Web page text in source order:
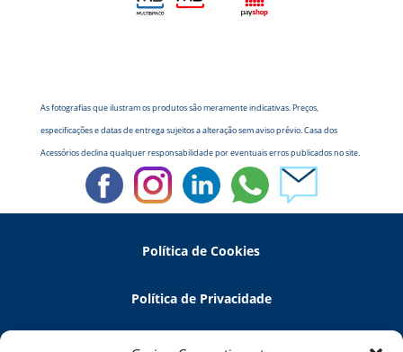
As fotografias que ilustram os produtos são meramente indicativas. Preços,
especificações e datas de entrega sujeitos a alteração sem aviso prévio. Casa dos
Acessórios declina qualquer responsabilidade por eventuais erros publicados no site.
Política de Cookies
Política de Privacidade
Política de Devoluções